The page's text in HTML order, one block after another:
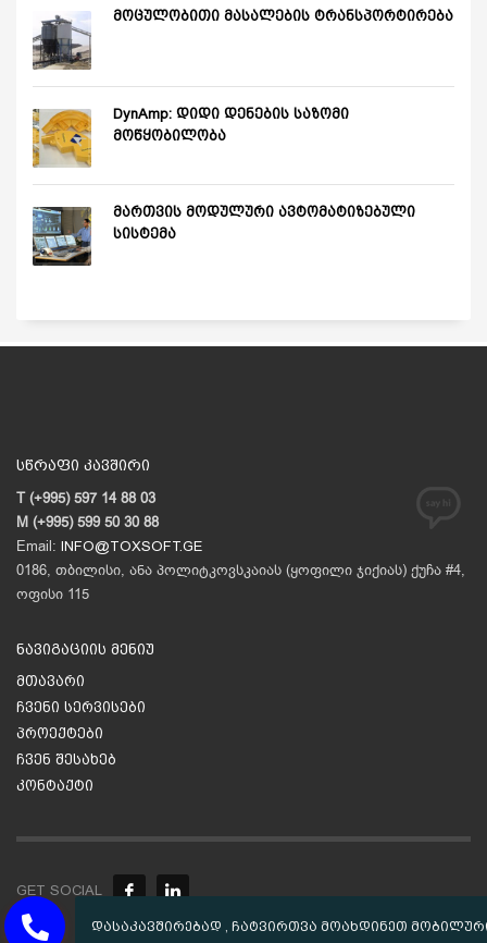
მოცულობითი მასალების ტრანსპორტირება
DynAmp: დიდი დენების საზომი
მოწყობილობა
მართვის მოდულური ავტომატიზებული
სისტემა
სწრაფი კავშირი
T (+995) 597 14 88 03
M (+995) 599 50 30 88
Email: INFO@TOXSOFT.GE
0186, თბილისი, ანა პოლიტკოვსკაიას (ყოფილი ჯიქიას) ქუჩა #4,
ოფისი 115
ნავიგაციის მენიუ
მთავარი
ჩვენი სერვისები
პროექტები
ჩვენ შესახებ
კონტაქტი
GET SOCIAL